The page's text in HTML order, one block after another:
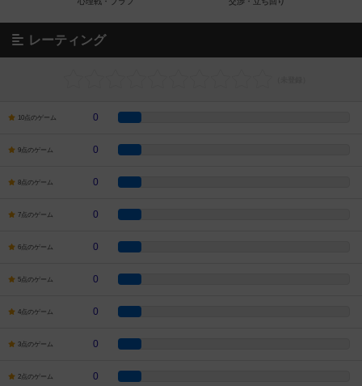
レーティング
10点のゲーム 0
9点のゲーム 0
8点のゲーム 0
7点のゲーム 0
6点のゲーム 0
5点のゲーム 0
4点のゲーム 0
3点のゲーム 0
2点のゲーム 0